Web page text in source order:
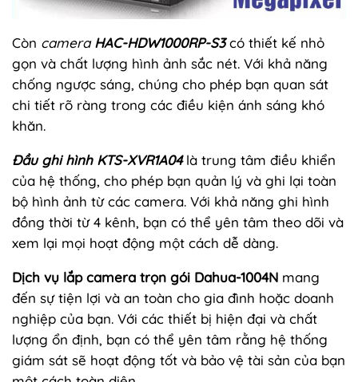
Còn cameraHAC-HDW1000RP-S3có thiết kế nhỏ
gọn và chất lượng hình ảnh sắc nét. Với khả năng
chống ngược sáng, chúng cho phép bạn quan sát
chi tiết rõ ràng trong các điều kiện ánh sáng khó
khăn.
Đầu ghi hình KTS-XVR1A04là trung tâm điều khiển
của hệ thống, cho phép bạn quản lý và ghi lại toàn
bộ hình ảnh từ các camera. Với khả năng ghi hình
đồng thời từ 4 kênh, bạn có thể yên tâm theo dõi và
xem lại mọi hoạt động một cách dễ dàng.
Dịch vụ lắp camera trọn gói Dahua-1004N mang
đến sự tiện lợi và an toàn cho gia đình hoặc doanh
nghiệp của bạn. Với các thiết bị hiện đại và chất
lượng ổn định, bạn có thể yên tâm rằng hệ thống
giám sát sẽ hoạt động tốt và bảo vệ tài sản của bạn